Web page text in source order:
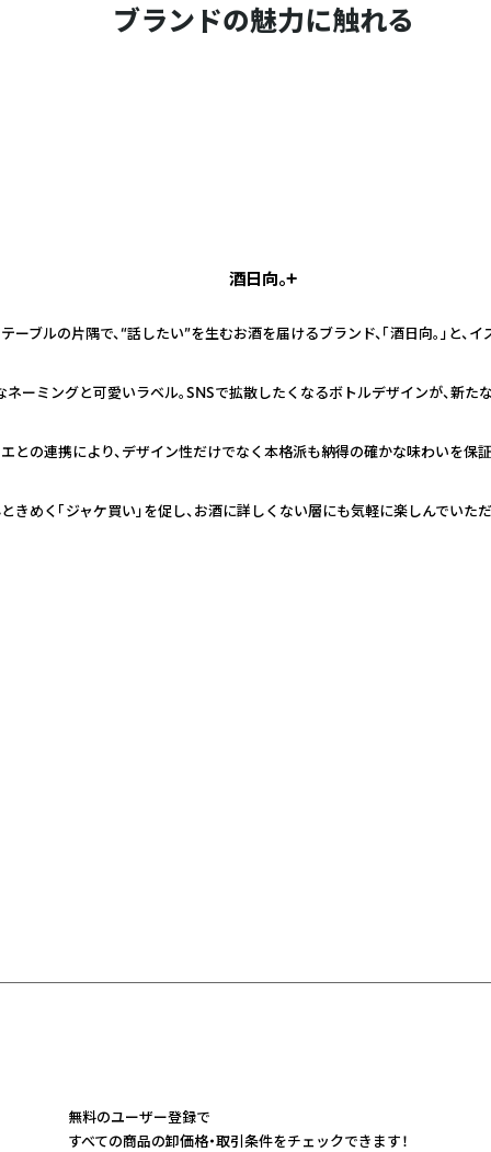
ブランドの魅力に触れる
酒日向。+
ブルの片隅で、“話したい”を生むお酒を届けるブランド、「酒日向。」と、
ネーミングと可愛いラベル。SNSで拡散したくなるボトルデザインが、新た
との連携により、デザイン性だけでなく本格派も納得の確かな味わいを保証
きめく「ジャケ買い」を促し、お酒に詳しくない層にも気軽に楽しんでいた
無料のユーザー登録で
すべての商品の卸価格・取引条件をチェックできます！